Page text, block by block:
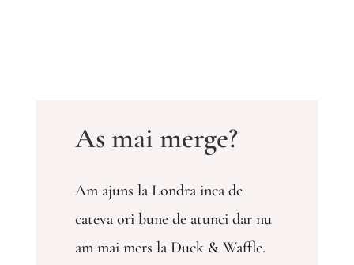
As mai merge?
Am ajuns la Londra inca de
cateva ori bune de atunci dar nu
am mai mers la Duck & Waffle.